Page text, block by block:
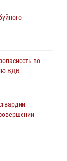
во
ВДВ